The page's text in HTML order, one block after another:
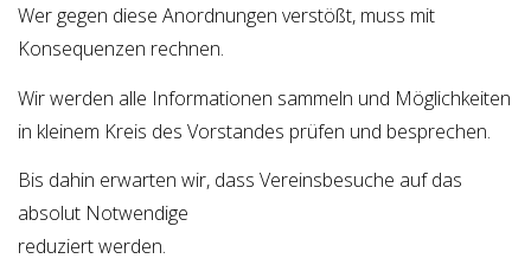
Wer gegen diese Anordnungen verstößt, muss mit
Konsequenzen rechnen.
Wir werden alle Informationen sammeln und Möglichkeiten
in kleinem Kreis des Vorstandes prüfen und besprechen.
Bis dahin erwarten wir, dass Vereinsbesuche auf das
absolut Notwendige
reduziert werden.